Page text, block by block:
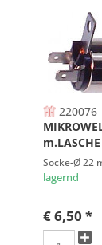
220076
Socke-Ø 22
lagernd
€ 6,50 *